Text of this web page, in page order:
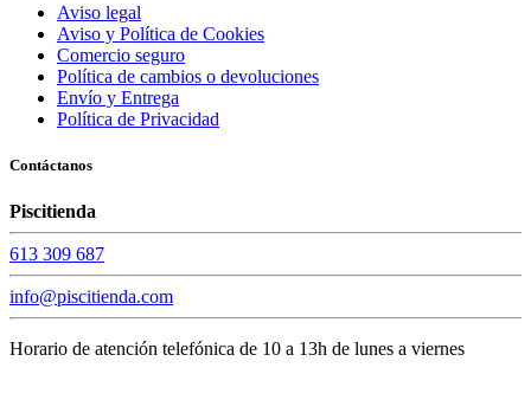
Aviso legal
Aviso y Política de Cookies
Comercio seguro
Política de cambios o devoluciones
Envío y Entrega
Política de Privacidad
Contáctanos
Piscitienda
613 309 687
info@piscitienda.com
Horario de atención telefónica de 10 a 13h de lunes a viernes